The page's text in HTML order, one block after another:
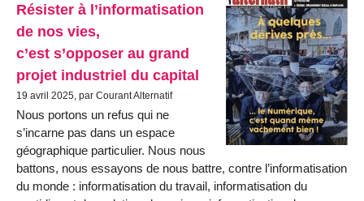
Résister à l’informatisation
de nos vies,
c’est s’opposer au grand
projet industriel du capital
19 avril 2025, par Courant Alternatif
Nous portons un refus qui ne
s’incarne pas dans un espace
géographique particulier. Nous nous
battons, nous essayons de nous battre, contre l’informatisation
du monde : informatisation du travail, informatisation du